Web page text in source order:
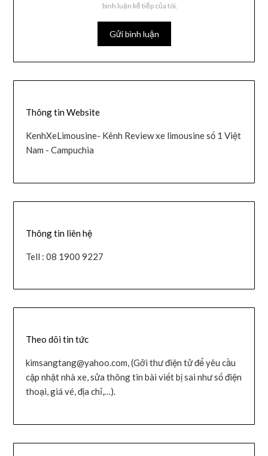
bình luận kế tiếp của tôi.
Thông tin Website
KenhXeLimousine- Kênh Review xe limousine số 1 Việt
Nam - Campuchia
Thông tin liên hệ
Tell : 08 1900 9227
Theo dõi tin tức
kimsangtang@yahoo.com, (Gởi thư điện tử để yêu cầu
cập nhật nhà xe, sửa thông tin bài viết bị sai như số điện
thoại, giá vé, địa chỉ,…).